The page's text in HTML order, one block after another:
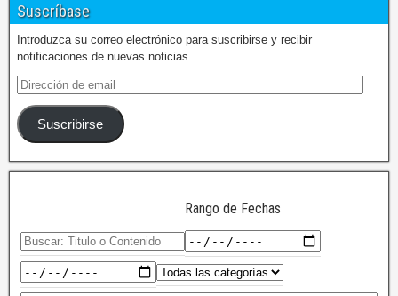
Suscríbase
Introduzca su correo electrónico para suscribirse y recibir
notificaciones de nuevas noticias.
Suscribirse
Rango de Fechas